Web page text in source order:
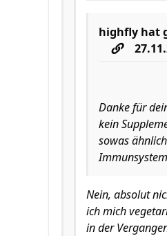
highfly hat
Danke für
kein
sowas
Nein, absolut
ich mich
in der